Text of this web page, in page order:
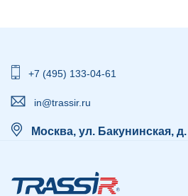
+7 (495) 133-04-61
in@trassir.ru
Москва, ул. Бакунинская,